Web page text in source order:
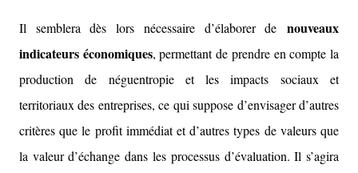
Il semblera dès lors nécessaire d’élaborer denouveaux
indicateurs économiques, permettant de prendre en compte la
production de néguentropie et les impacts sociaux et
territoriaux des entreprises, ce qui suppose d’envisager d’autres
critères que le profit immédiat et d’autres types de valeurs que
la valeur d’échange dans les processus d’évaluation. Il s’agira